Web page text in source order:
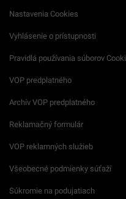
Nastavenia Cookies
Vyhlásenie o prístupnosti
Pravidlá používania súborov
VOP predplatného
Archív VOP predplatného
Reklamačný formulár
VOP reklamných služieb
Všeobecné podmienky súťaží
Súkromie na podujatiach